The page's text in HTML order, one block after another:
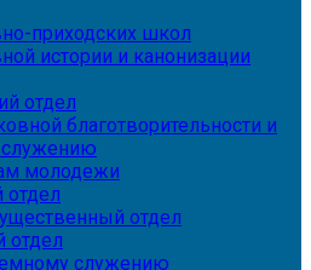
приходских школ
истории и канонизации
отдел
благотворительности и
молодежи
отдел
отдел
отдел
служению